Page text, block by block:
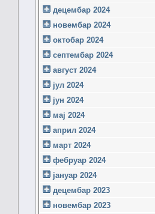
децембар 2024
новембар 2024
октобар 2024
септембар 2024
август 2024
јул 2024
јун 2024
мај 2024
април 2024
март 2024
фебруар 2024
јануар 2024
децембар 2023
новембар 2023